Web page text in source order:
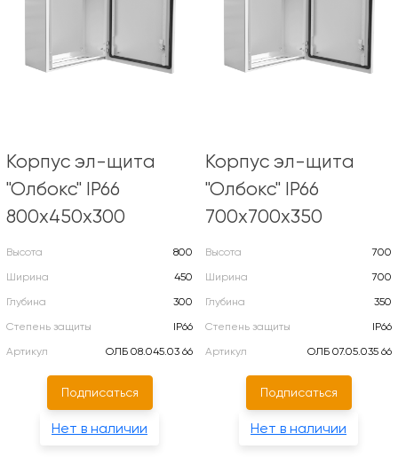
Корпус эл-щита
"Олбокс" IP66
800х450х300
Высота
800
Ширина
450
Глубина
300
Степень защиты
IP66
Артикул
ОЛБ 08.045.03 66
Подписаться
Нет в наличии
Корпус эл-щита
"Олбокс" IP66
700х700х350
Высота
700
Ширина
700
Глубина
350
Степень защиты
IP66
Артикул
ОЛБ 07.05.035 66
Подписаться
Нет в наличии